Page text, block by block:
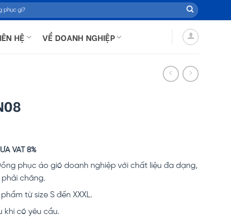
HỆ VỀ DOANH NGHIỆP
VAT 8%
phục áo gió doanh nghiệp với chất liệu đa dạng,
chăng.
từ size S đến XXXL.
khi có yêu cầu.